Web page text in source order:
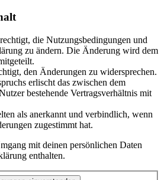
die Nutzungsbedingungen und
zu ändern. Die Änderung wird dem
den Änderungen zu widersprechen.
erlischt das zwischen dem
bestehende Vertragsverhältnis mit
als anerkannt und verbindlich, wenn
zugestimmt hat.
mit deinen persönlichen Daten
enthalten.